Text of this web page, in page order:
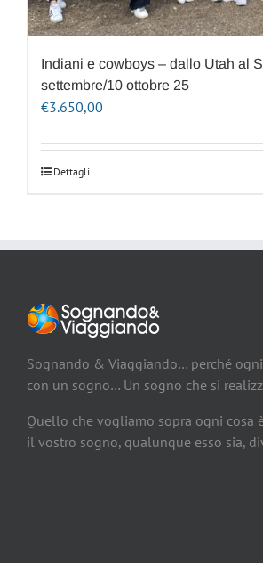
Indiani e cowboys – dallo Utah al
settembre/10 ottobre 25
€3.650,00
Dettagli
Sognando & Viaggiando… perché
con un sogno… Un sogno che si
Quello che vogliamo sopra ogni cosa
il vostro sogno, qualunque esso sia,